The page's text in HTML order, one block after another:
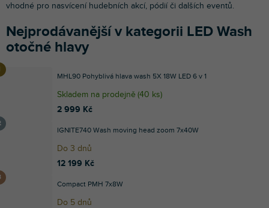
vhodné pro nasvícení hudebních akcí, pódií či dalších eventů.
Nejprodávanější v kategorii LED Wash
otočné hlavy
MHL90 Pohyblivá hlava wash 5X 18W LED 6 v 1
Skladem na prodejně (40 ks)
2 999 Kč
IGNITE740 Wash moving head zoom 7x40W
Do 3 dnů
12 199 Kč
Compact PMH 7x8W
Do 5 dnů